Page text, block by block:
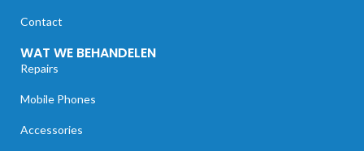
Contact
WAT WE BEHANDELEN
Repairs
Mobile Phones
Accessories